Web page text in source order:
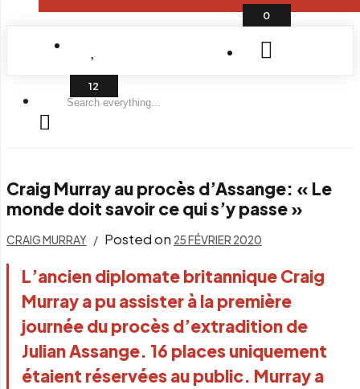
0
Search
Craig Murray au procès d’Assange: « Le
monde doit savoir ce qui s’y passe »
CRAIG MURRAY Posted on 25 FÉVRIER 2020
L’ancien diplomate britannique Craig
Murray a pu assister à la première
journée du procès d’extradition de
Julian Assange. 16 places uniquement
étaient réservées au public. Murray a